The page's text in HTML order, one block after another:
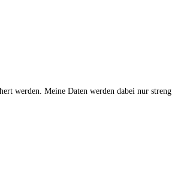
werden. Meine Daten werden dabei nur streng